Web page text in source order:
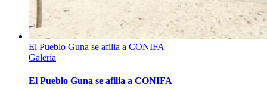
El Pueblo Guna se afilia a CONIFA
Galería
El Pueblo Guna se afilia a CONIFA